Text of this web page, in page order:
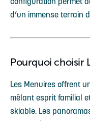
d’un immense terrain
Pourquoi choisir
Les Menuires offrent
mêlant esprit familial
skiable. Les